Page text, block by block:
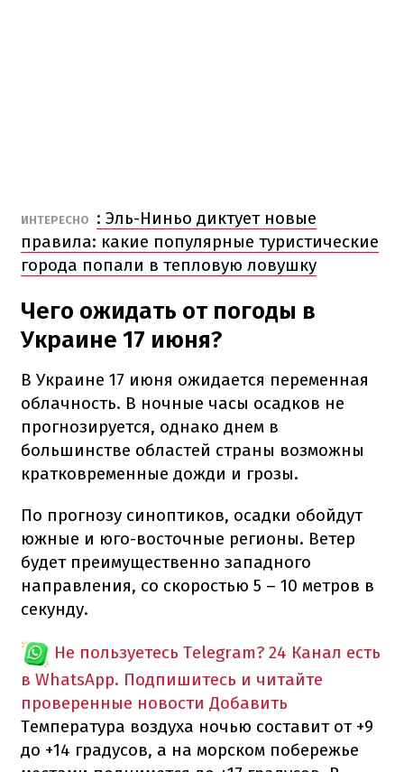
ИНТЕРЕСНО
: Эль-Ниньо диктует новые
правила: какие популярные туристические
города попали в тепловую ловушку
Чего ожидать от погоды в
Украине 17 июня?
В Украине 17 июня ожидается переменная
облачность. В ночные часы осадков не
прогнозируется, однако днем в
большинстве областей страны возможны
кратковременные дожди и грозы.
По прогнозу синоптиков, осадки обойдут
южные и юго-восточные регионы. Ветер
будет преимущественно западного
направления, со скоростью 5 – 10 метров в
секунду.
Не пользуетесь Telegram? 24 Канал есть
в WhatsApp. Подпишитесь и читайте
проверенные новости Добавить
Температура воздуха ночью составит от +9
до +14 градусов, а на морском побережье